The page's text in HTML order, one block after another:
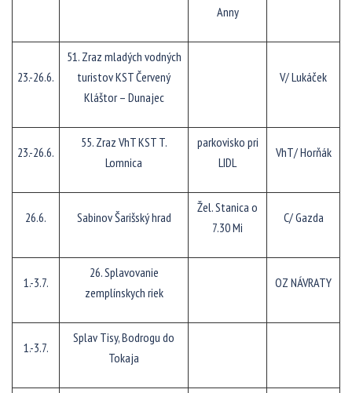
Anny
23.-26.6.
51. Zraz mladých vodných
turistov KST Červený
Kláštor – Dunajec
V/ Lukáček
23.-26.6.
55. Zraz VhT KST T.
Lomnica
parkovisko pri
LIDL
VhT/ Horňák
26.6. Sabinov Šarišský hrad
Žel. Stanica o
7.30 Mi
C/ Gazda
1.-3.7.
26. Splavovanie
zemplínskych riek
OZ NÁVRATY
1.-3.7.
Splav Tisy, Bodrogu do
Tokaja